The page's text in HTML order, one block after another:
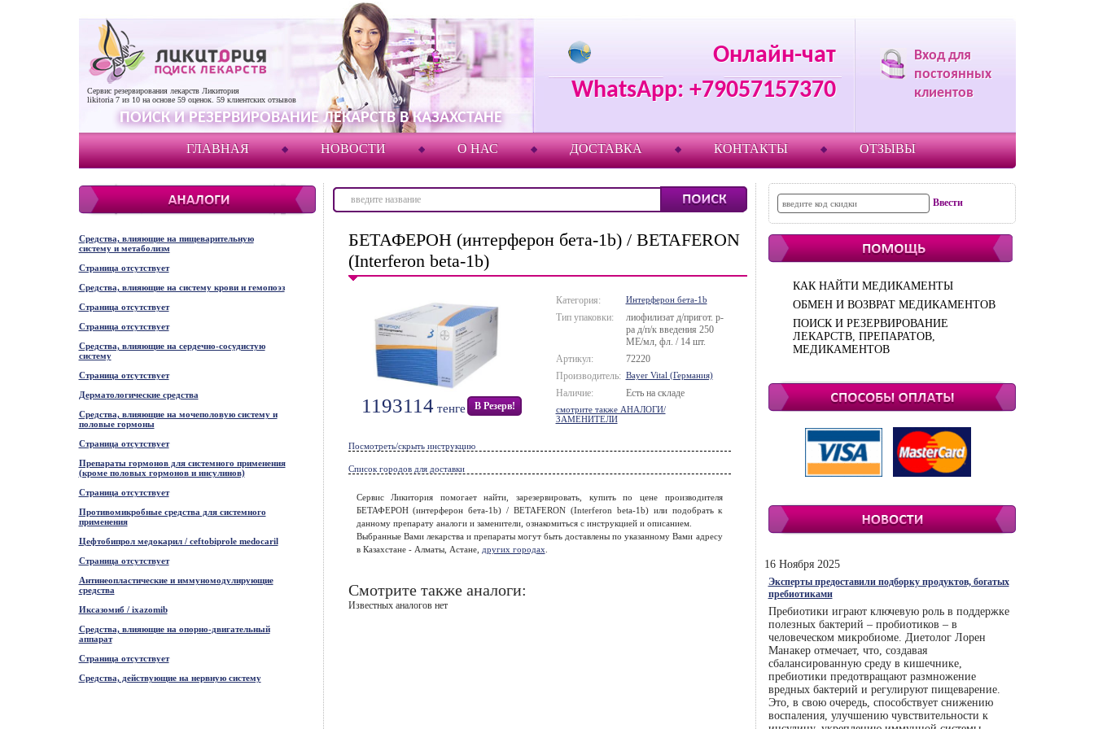
Сервис резервирования лекарств Ликитория
likitoria 7из 10 на основе 59оценок. 59клиентских отзывов
ПОИСК И РЕЗЕРВИРОВАНИЕ ЛЕКАРСТВ В КАЗАХСТАНЕ
Онлайн-чат
WhatsApp: +79057157370
Вход для
постоянных
клиентов
ГЛАВНАЯ НОВОСТИ О НАС ДОСТАВКА КОНТАКТЫ ОТЗЫВЫ
Средства, влияющие на пищеварительную
систему и метаболизм
Страница отсутствует
Средства, влияющие на систему крови и гемопоэз
Страница отсутствует
Страница отсутствует
Средства, влияющие на сердечно-сосудистую
систему
Страница отсутствует
Дерматологические средства
Средства, влияющие на мочеполовую систему и
половые гормоны
Страница отсутствует
Препараты гормонов для системного применения
(кроме половых гормонов и инсулинов)
Страница отсутствует
Противомикробные средства для системного
применения
Цефтобипрол медокарил / ceftobiprole medocaril
Страница отсутствует
Антинеопластические и иммуномодулирующие
средства
Иксазомиб / ixazomib
Средства, влияющие на опорно-двигательный
аппарат
Страница отсутствует
Средства, действующие на нервную систему
БЕТАФЕРОН (интерферон бета-1b) / BETAFERON
(Interferon beta-1b)
1193114тенге В Резерв!
Категория: Интерферон бета-1b
Тип упаковки:
лиофилизат д/пригот. р-
ра д/п/к введения 250
МЕ/мл, фл. / 14 шт.
Артикул:
72220
Производитель: Bayer Vital (Германия)
Наличие: Есть на складе
смотрите также АНАЛОГИ/
ЗАМЕНИТЕЛИ
Посмотреть/скрыть инструкцию
Список городов для доставки
Сервис Ликитория помогает найти, зарезервировать, купить по цене производителя
БЕТАФЕРОН (интерферон бета-1b) / BETAFERON (Interferon beta-1b) или подобрать к
данному препарату аналоги и заменители, ознакомиться с инструкцией и описанием.
Выбранные Вами лекарства и препараты могут быть доставлены по указанному Вами адресу
в Казахстане - Алматы, Астане, других городах
Смотрите также аналоги:
Известных аналогов нет
КАК НАЙТИ МЕДИКАМЕНТЫ
ОБМЕН И ВОЗВРАТ МЕДИКАМЕНТОВ
ПОИСК И РЕЗЕРВИРОВАНИЕ
ЛЕКАРСТВ, ПРЕПАРАТОВ,
МЕДИКАМЕНТОВ
16 Ноября 2025
Эксперты предоставили подборку продуктов, богатых
пребиотиками
Пребиотики играют ключевую роль в поддержке
полезных бактерий – пробиотиков – в
человеческом микробиоме. Диетолог Лорен
Манакер отмечает, что, создавая
сбалансированную среду в кишечнике,
пребиотики предотвращают размножение
вредных бактерий и регулируют пищеварение.
Это, в свою очередь, способствует снижению
воспаления, улучшению чувствительности к